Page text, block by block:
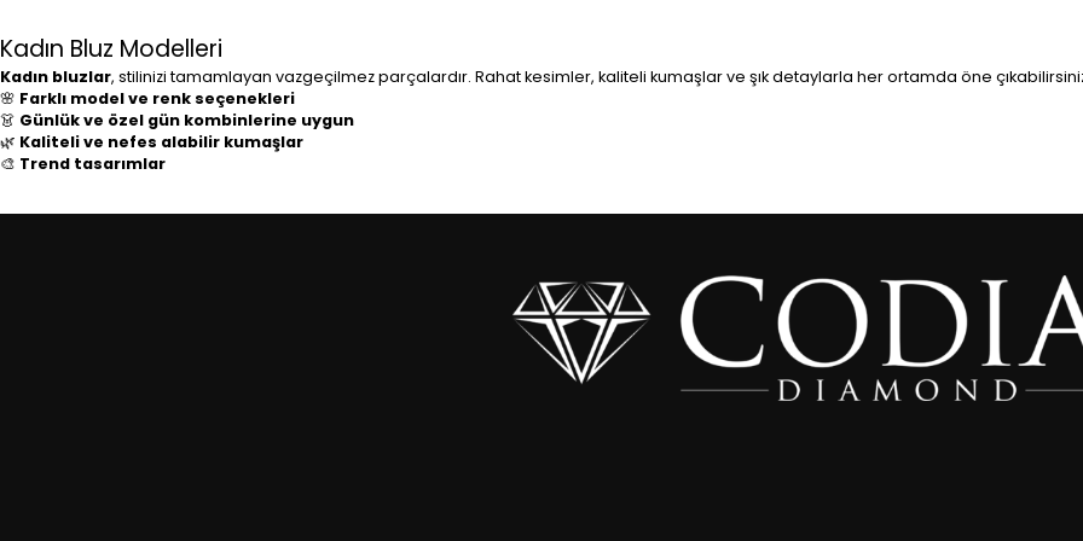
Kadın Bluz Modelleri
Kadın bluzlar, stilinizi tamamlayan vazgeçilmez parçalardır. Rahat kesimler, kaliteli kumaşlar ve şık detaylarla her ortamda öne
🌸 Farklı model ve renk seçenekleri
👗 Günlük ve özel gün kombinlerine uygun
🌿 Kaliteli ve nefes alabilir kumaşlar
🎨 Trend tasarımlar